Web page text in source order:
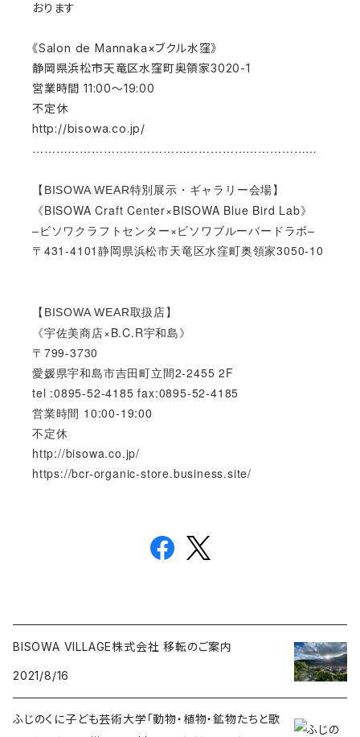
おります
《Salon de Mannaka×ブクル水窪》
静岡県浜松市天竜区水窪町奥領家3020-1
営業時間 11:00〜19:00
不定休
http://bisowa.co.jp/
………………………………………………………………
【BISOWA WEAR特別展示・ギャラリー会場】
《BISOWA Craft Center×BISOWA Blue Bird Lab》
–ビソワクラフトセンター×ビソワブルーバードラボ–
〒431-4101静岡県浜松市天竜区水窪町奥領家3050-10
【BISOWA WEAR取扱店】
《宇佐美商店×B.C.R宇和島》
〒799-3730
愛媛県宇和島市吉田町立間2-2455 2F
tel :0895-52-4185 fax:0895-52-4185
営業時間 10:00-19:00
不定休
http://bisowa.co.jp/
https://bcr-organic-store.business.site/
BISOWA VILLAGE株式会社 移転のご案内
2021/8/16
ふじのくに子ども芸術大学「動物・植物・鉱物たちと歌